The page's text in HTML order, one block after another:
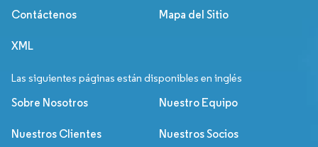
Contáctenos Mapa del Sitio
XML
Las siguientes páginas están disponibles en inglés
Sobre Nosotros Nuestro Equipo
Nuestros Clientes Nuestros Socios